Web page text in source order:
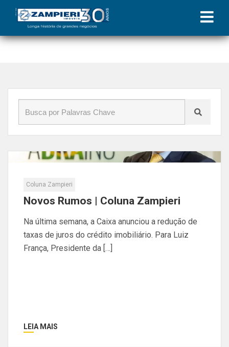
Início»Blog»crédito imobiliário
Coluna Zampieri
Novos Rumos | Coluna Zampieri
Na última semana, a Caixa anunciou a redução de
taxas de juros do crédito imobiliário. Para Luiz
França, Presidente da […]
LEIA MAIS